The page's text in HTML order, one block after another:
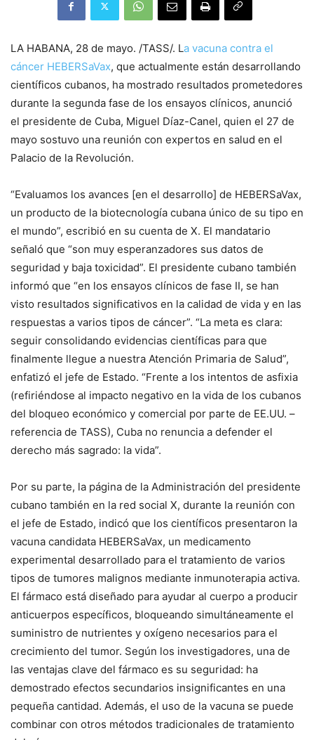
LA HABANA, 28 de mayo. /TASS/. La vacuna contra el
cáncer HEBERSaVax, que actualmente están desarrollando
científicos cubanos, ha mostrado resultados prometedores
durante la segunda fase de los ensayos clínicos, anunció
el presidente de Cuba, Miguel Díaz-Canel, quien el 27 de
mayo sostuvo una reunión con expertos en salud en el
Palacio de la Revolución.
“Evaluamos los avances [en el desarrollo] de HEBERSaVax,
un producto de la biotecnología cubana único de su tipo en
el mundo”, escribió en su cuenta de X. El mandatario
señaló que “son muy esperanzadores sus datos de
seguridad y baja toxicidad”. El presidente cubano también
informó que “en los ensayos clínicos de fase II, se han
visto resultados significativos en la calidad de vida y en las
respuestas a varios tipos de cáncer”. “La meta es clara:
seguir consolidando evidencias científicas para que
finalmente llegue a nuestra Atención Primaria de Salud”,
enfatizó el jefe de Estado. “Frente a los intentos de asfixia
(refiriéndose al impacto negativo en la vida de los cubanos
del bloqueo económico y comercial por parte de EE.UU. –
referencia de TASS), Cuba no renuncia a defender el
derecho más sagrado: la vida”.
Por su parte, la página de la Administración del presidente
cubano también en la red social X, durante la reunión con
el jefe de Estado, indicó que los científicos presentaron la
vacuna candidata HEBERSaVax, un medicamento
experimental desarrollado para el tratamiento de varios
tipos de tumores malignos mediante inmunoterapia activa.
El fármaco está diseñado para ayudar al cuerpo a producir
anticuerpos específicos, bloqueando simultáneamente el
suministro de nutrientes y oxígeno necesarios para el
crecimiento del tumor. Según los investigadores, una de
las ventajas clave del fármaco es su seguridad: ha
demostrado efectos secundarios insignificantes en una
pequeña cantidad. Además, el uso de la vacuna se puede
combinar con otros métodos tradicionales de tratamiento